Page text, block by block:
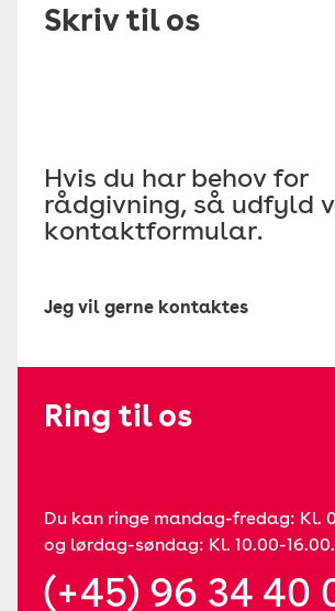
Skriv til os
Hvis du har behov for
rådgivning, så udfyld
kontaktformular.
Jeg vil gerne kontaktes
Ring til os
Du kan ringe mandag-fredag: Kl.
og lørdag-søndag: Kl. 10.00-16.00.
(+45) 96 34 40